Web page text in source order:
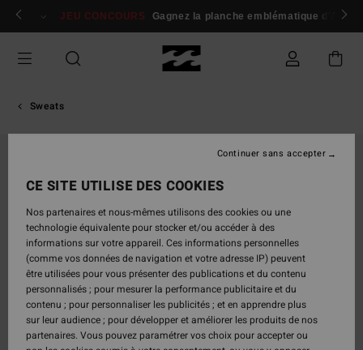
Passer
Se connecter / s'inscrire
JEU CONCOURS Gagnez la planche emblématique d'Andy
Sweats
CE SITE UTILISE DES COOKIES
Nos partenaires et nous-mêmes utilisons des cookies ou une
technologie équivalente pour stocker et/ou accéder à des
informations sur votre appareil. Ces informations personnelles
(comme vos données de navigation et votre adresse IP) peuvent
être utilisées pour vous présenter des publications et du contenu
personnalisés ; pour mesurer la performance publicitaire et du
contenu ; pour personnaliser les publicités ; et en apprendre plus
sur leur audience ; pour développer et améliorer les produits de nos
partenaires. Vous pouvez paramétrer vos choix pour accepter ou
Continuer sans accepter